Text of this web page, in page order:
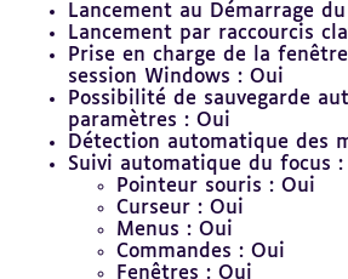
Lancement au Démarrage
Lancement par raccourcis
Prise en charge de la
session Windows : Oui
Possibilité de sauvegarde
paramètres : Oui
Détection automatique des
Suivi automatique du focus :
Pointeur souris : Oui
Curseur : Oui
Menus : Oui
Commandes : Oui
Fenêtres : Oui